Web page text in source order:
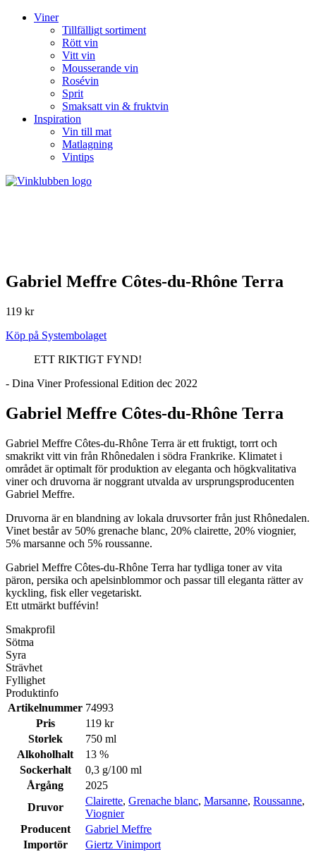
Viner
Tillfälligt sortiment
Rött vin
Vitt vin
Mousserande vin
Rosévin
Sprit
Smaksatt vin & fruktvin
Inspiration
Vin till mat
Matlagning
Vintips
Gabriel Meffre Côtes-du-Rhône Terra
119 kr
Köp på Systembolaget
ETT RIKTIGT FYND!
- Dina Viner Professional Edition dec 2022
Gabriel Meffre Côtes-du-Rhône Terra
Gabriel Meffre Côtes-du-Rhône Terra är ett fruktigt, torrt och
smakrikt vitt vin från Rhônedalen i södra Frankrike. Klimatet i
området är optimalt för produktion av eleganta och högkvalitativa
viner och druvorna är noggrant utvalda av ursprungsproducenten
Gabriel Meffre.
Druvorna är en blandning av lokala druvsorter från just Rhônedalen.
Vinet består av 50% grenache blanc, 20% clairette, 20% viognier,
5% marsanne och 5% roussanne.
Gabriel Meffre Côtes-du-Rhône Terra har tydliga toner av vita
päron, persika och apelsinblommor och passar till eleganta rätter av
kyckling, fisk eller vegetariskt.
Ett utmärkt buffévin!
Smakprofil
Sötma
Syra
Strävhet
Fyllighet
Produktinfo
Artikelnummer 74993
Pris
119 kr
Storlek
750 ml
Alkoholhalt
13 %
Sockerhalt
0,3 g/100 ml
Årgång
2025
Druvor
Clairette, Grenache blanc, Marsanne, Roussanne,
Viognier
Producent
Gabriel Meffre
Importör
Giertz Vinimport